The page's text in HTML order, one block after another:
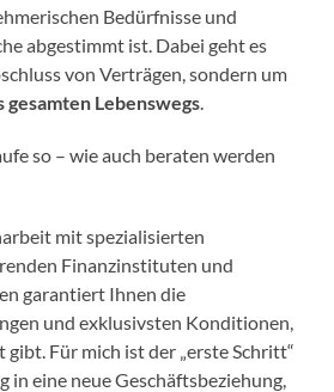
Bedürfnisse und
abgestimmt ist. Dabei geht es
von Verträgen, sondern um
gesamten Lebenswegs
so – wie auch beraten werden
mit spezialisierten
Finanzinstituten und
garantiert Ihnen die
und exklusivsten Konditionen,
gibt. Für mich ist der „erste Schritt“
in eine neue Geschäftsbeziehung,